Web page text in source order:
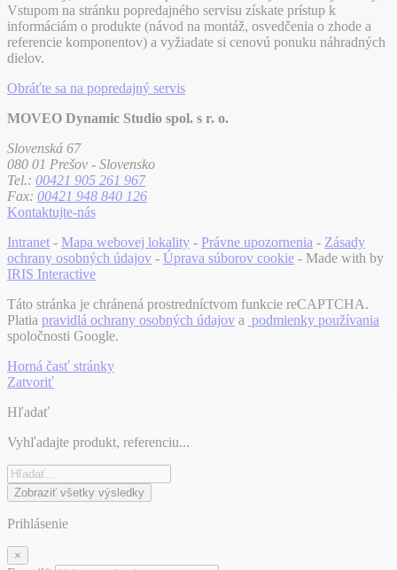
Vstupom na stránku popredajného servisu získate prístup k
informáciám o produkte (návod na montáž, osvedčenia o zhode a
referencie komponentov) a vyžiadate si cenovú ponuku náhradných
dielov.
Obráťte sa na popredajný servis
MOVEO Dynamic Studio spol. s r. o.
Slovenská 67
080 01 Prešov - Slovensko
Tel.: 00421 905 261 967
Fax: 00421 948 840 126
Kontaktujte-nás
Intranet - Mapa webovej lokality - Právne upozornenia - Zásady
ochrany osobných údajov - Úprava súborov cookie - Made with by
IRIS Interactive
Táto stránka je chránená prostredníctvom funkcie reCAPTCHA.
Platia pravidlá ochrany osobných údajov a podmienky používania
spoločnosti Google.
Horná časť stránky
Zatvoriť
Hľadať
Vyhľadajte produkt, referenciu...
Zobraziť všetky výsledky
Prihlásenie
×